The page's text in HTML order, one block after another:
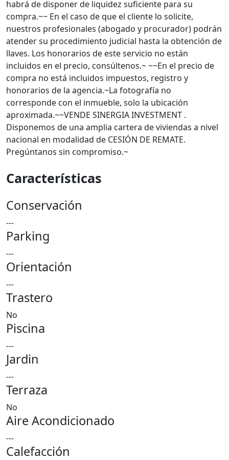
habrá de disponer de liquidez suficiente para su
compra.~~ En el caso de que el cliente lo solicite,
nuestros profesionales (abogado y procurador) podrán
atender su procedimiento judicial hasta la obtención de
llaves. Los honorarios de este servicio no están
incluidos en el precio, consúltenos.~ ~~En el precio de
compra no está incluidos impuestos, registro y
honorarios de la agencia.~La fotografía no
corresponde con el inmueble, solo la ubicación
aproximada.~~VENDE SINERGIA INVESTMENT .
Disponemos de una amplia cartera de viviendas a nivel
nacional en modalidad de CESIÓN DE REMATE.
Pregúntanos sin compromiso.~
Características
Conservación
---
Parking
---
Orientación
---
Trastero
No
Piscina
---
Jardin
---
Terraza
No
Aire Acondicionado
---
Calefacción